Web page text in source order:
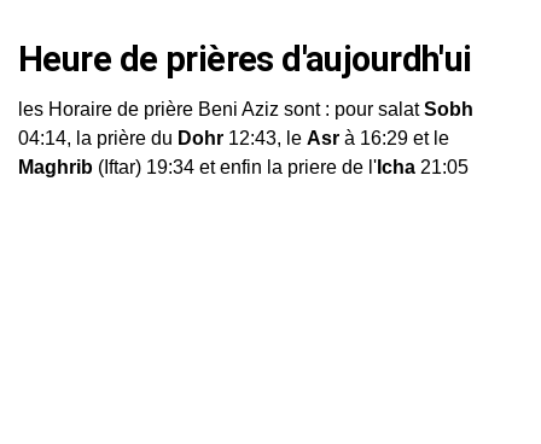
Heure de prières d'aujourdh'ui
les Horaire de prière Beni Aziz sont : pour salatSobh
04:14, la prière du Dohr 12:43, le Asr à 16:29 et le
Maghrib (Iftar) 19:34 et enfin la priere de l' Icha 21:05